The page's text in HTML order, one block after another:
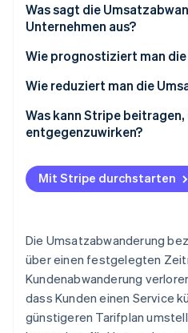
Stripe-Sessions
Erfahren Sie, wie
Was sagt die
Unternehmen aus?
Wie prognostiziert man
Analyse der
Beobachtung des
Wie reduziert man die
Was kann Stripe
entgegenzuwirken?
Ungewollte Abwanderung
Gewollte Abwanderung
Mit Stripe durchstarten
Die Umsatzabwanderung
über einen festgelegten
Kundenabwanderung
dass Kunden einen Service
günstigeren Tarifplan